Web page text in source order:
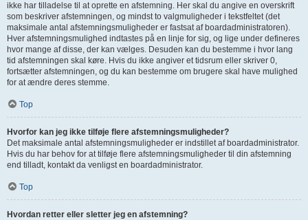
ikke har tilladelse til at oprette en afstemning. Her skal du angive en overskrift
som beskriver afstemningen, og mindst to valgmuligheder i tekstfeltet (det
maksimale antal afstemningsmuligheder er fastsat af boardadministratoren).
Hver afstemningsmulighed indtastes på en linje for sig, og lige under defineres
hvor mange af disse, der kan vælges. Desuden kan du bestemme i hvor lang
tid afstemningen skal køre. Hvis du ikke angiver et tidsrum eller skriver 0,
fortsætter afstemningen, og du kan bestemme om brugere skal have mulighed
for at ændre deres stemme.
Top
Hvorfor kan jeg ikke tilføje flere afstemningsmuligheder?
Det maksimale antal afstemningsmuligheder er indstillet af boardadministrator.
Hvis du har behov for at tilføje flere afstemningsmuligheder til din afstemning
end tilladt, kontakt da venligst en boardadministrator.
Top
Hvordan retter eller sletter jeg en afstemning?